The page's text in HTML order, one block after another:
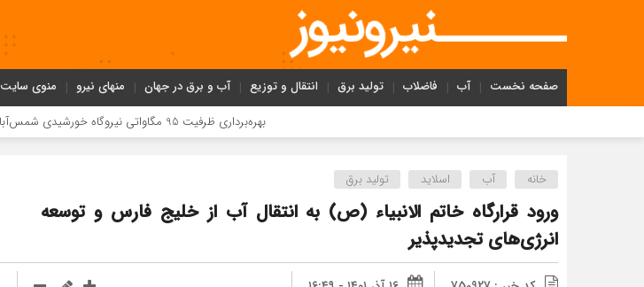
صفحه نخست آب فاضلاب تولید برق انتقال و توزیع آب و برق در جهان منهای نیرو منوی سایت
خانه آب اسلاید تولید برق
ورود قرارگاه خاتم الانبیاء (ص) به انتقال آب از خلیج فارس و توسعه
انرژی‌های تجدیدپذیر